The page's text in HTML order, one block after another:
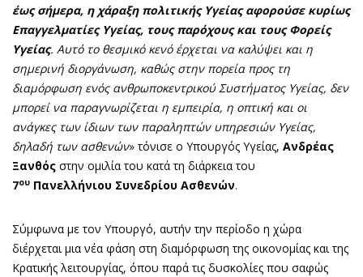
έως σήμερα, η χάραξη πολιτικής Υγείας αφορούσε κυρίως
Επαγγελματίες Υγείας, τους παρόχους και τους Φορείς
Υγείας. Αυτό το θεσμικό κενό έρχεται να καλύψει και η
σημερινή διοργάνωση, καθώς στην πορεία προς τη
διαμόρφωση ενός ανθρωποκεντρικού Συστήματος Υγείας, δεν
μπορεί να παραγνωρίζεται η εμπειρία, η οπτική και οι
ανάγκες των ίδιων των παραληπτών υπηρεσιών Υγείας,
δηλαδή των ασθενών» τόνισε ο Υπουργός Υγείας, Ανδρέας
Ξανθός στην ομιλία του κατά τη διάρκεια του
7ου Πανελλήνιου Συνεδρίου Ασθενών.
Σύμφωνα με τον Υπουργό, αυτήν την περίοδο η χώρα
διέρχεται μια νέα φάση στη διαμόρφωση της οικονομίας και της
Κρατικής λειτουργίας, όπου παρά τις δυσκολίες που σαφώς